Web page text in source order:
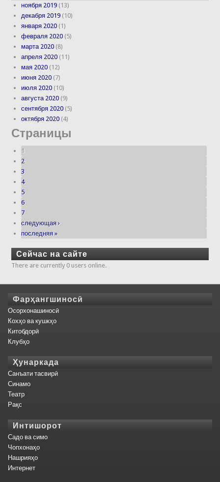
ноября 2019 (13)
декабря 2019 (10)
января 2020 (1)
февраля 2020 (5)
марта 2020 (8)
апреля 2020 (11)
мая 2020 (12)
июня 2020 (7)
июля 2020 (10)
августа 2020 (9)
сентября 2020 (5)
октября 2020 (4)
Страницы
1
2
3
4
5
6
7
следующая ›
последняя »
Сейчас на сайте
There are currently 0 users online.
Фарҳангшиносӣ
Осорхонашиносӣ
Кохҳо ва кушкҳо
Китобдорӣ
Клубҳо
Ҳунаркада
Санъати тасвирӣ
Синамо
Театр
Рақс
Интишорот
Садо ва симо
Чопхонаҳо
Нашрияҳо
Интернет